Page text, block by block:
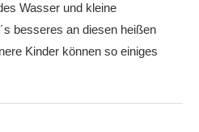
Wasser und kleine
besseres an diesen heißen
Kinder können so einiges